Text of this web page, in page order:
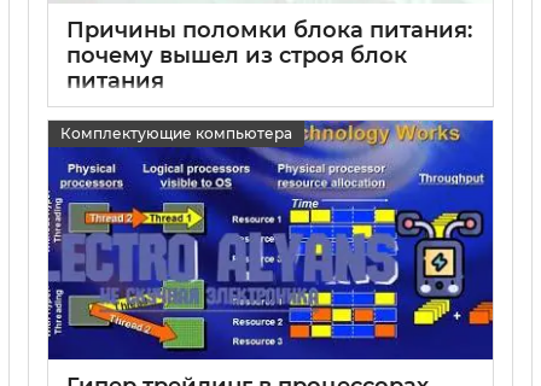
Причины поломки блока питания:
почему вышел из строя блок
питания
15 05 2025 0
Комплектующие компьютера